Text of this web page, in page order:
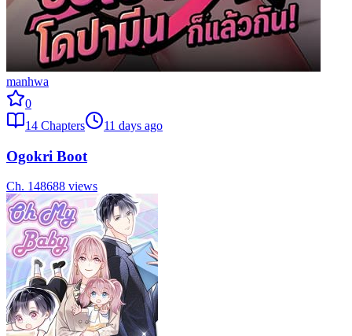
manhwa
0
14 Chapters 11 days ago
Ogokri Boot
Ch. 148688 views